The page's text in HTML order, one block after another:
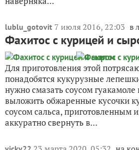
lublu_gotovit 7 июля 2016, 22:03 в
Фахитос с курицей и
Для приготовления этой
понадобятся кукурузные
нужно смазать соусом гуакамоле
выложить обжаренные кусочки
соусом сальса, приготовленным
аккуратно свернуть в...